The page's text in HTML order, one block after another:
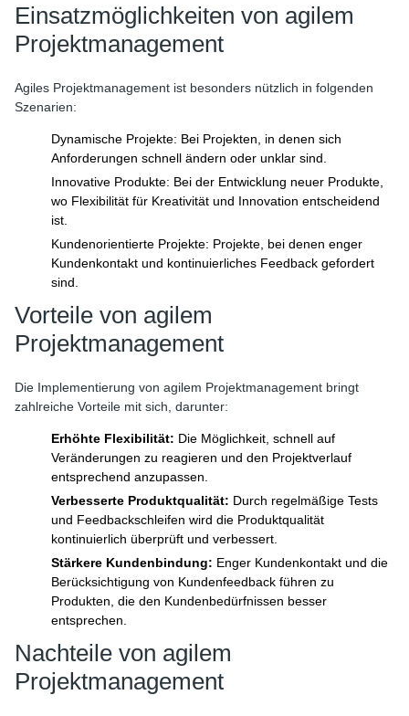
Einsatzmöglichkeiten von agilem
Projektmanagement
Agiles Projektmanagement ist besonders nützlich in folgenden
Szenarien:
Dynamische Projekte: Bei Projekten, in denen sich
Anforderungen schnell ändern oder unklar sind.
Innovative Produkte: Bei der Entwicklung neuer Produkte,
wo Flexibilität für Kreativität und Innovation entscheidend
ist.
Kundenorientierte Projekte: Projekte, bei denen enger
Kundenkontakt und kontinuierliches Feedback gefordert
sind.
Vorteile von agilem
Projektmanagement
Die Implementierung von agilem Projektmanagement bringt
zahlreiche Vorteile mit sich, darunter:
Erhöhte Flexibilität: Die Möglichkeit, schnell auf
Veränderungen zu reagieren und den Projektverlauf
entsprechend anzupassen.
Verbesserte Produktqualität: Durch regelmäßige Tests
und Feedbackschleifen wird die Produktqualität
kontinuierlich überprüft und verbessert.
Stärkere Kundenbindung: Enger Kundenkontakt und die
Berücksichtigung von Kundenfeedback führen zu
Produkten, die den Kundenbedürfnissen besser
entsprechen.
Nachteile von agilem
Projektmanagement